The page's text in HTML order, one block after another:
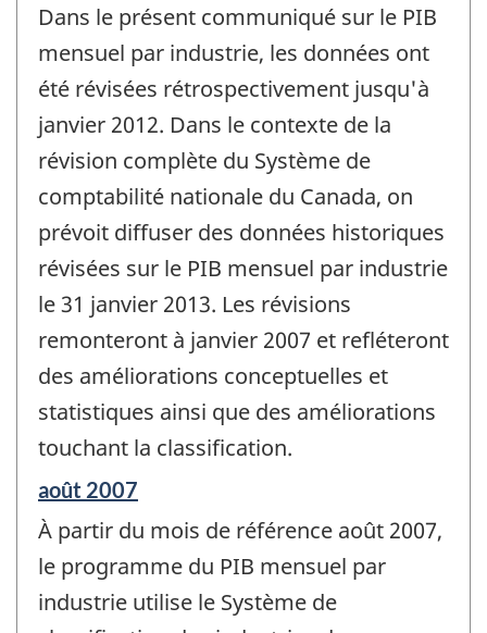
référence
de
changement
-
Dans le présent communiqué sur le PIB
mensuel par industrie, les données ont
été révisées rétrospectivement jusqu'à
janvier 2012. Dans le contexte de la
révision complète du Système de
comptabilité nationale du Canada, on
prévoit diffuser des données historiques
révisées sur le PIB mensuel par industrie
le 31 janvier 2013. Les révisions
remonteront à janvier 2007 et refléteront
des améliorations conceptuelles et
statistiques ainsi que des améliorations
touchant la classification.
Période
de
référence
de
changement
-
août 2007
À partir du mois de référence août 2007,
le programme du PIB mensuel par
industrie utilise le Système de